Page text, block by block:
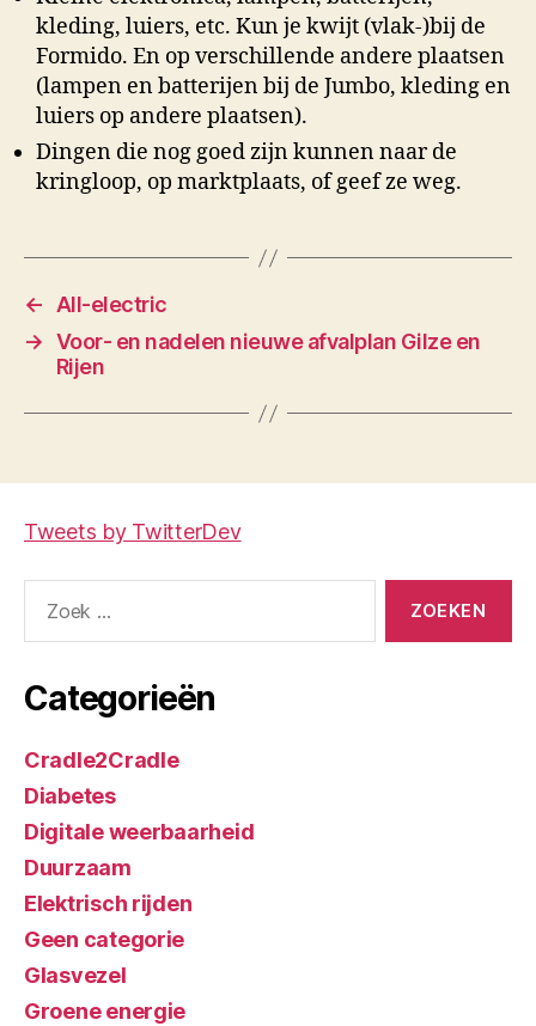
kleding, luiers, etc. Kun je kwijt (vlak-)bij de
Formido. En op verschillende andere plaatsen
(lampen en batterijen bij de Jumbo, kleding en
luiers op andere plaatsen).
Dingen die nog goed zijn kunnen naar de
kringloop, op marktplaats, of geef ze weg.
←
All-electric
→ Voor- en nadelen nieuwe afvalplan Gilze en
Rijen
Tweets by TwitterDev
naar:
Categorieën
Cradle2Cradle
Diabetes
Digitale weerbaarheid
Duurzaam
Elektrisch rijden
Geen categorie
Glasvezel
Groene energie